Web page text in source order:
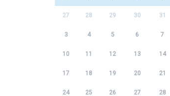
27 28 29 30 31
3 4 5 6 7
10 11 12 13 14
17 18 19 20 21
24 25 26 27 28